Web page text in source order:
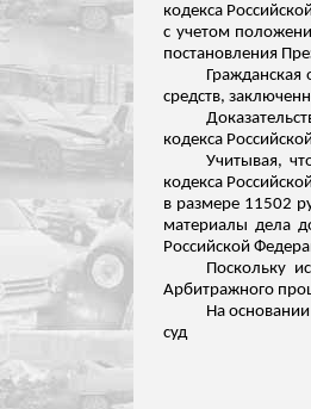
кодекса
с учетом
постановления
Гражданская
средств,
кодекса
Учитывая,
кодекса
в размере 11502
материалы дела
Российской
Поскольку
Арбитражного
На
суд